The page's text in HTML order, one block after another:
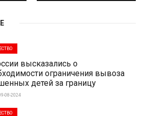
высказались о
ограничения вывоза
детей за границу
08-2024